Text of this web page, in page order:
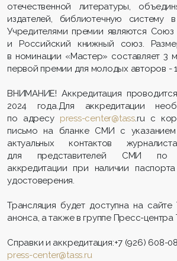
отечественной литературы,
издателей, библиотечную систему
Учредителями премии являются Союз
и Российский книжный союз.
в номинации «Мастер» составляет 3
первой премии для молодых авторов -
ВНИМАНИЕ! Аккредитация
2024 года.Для аккредитации
по адресу press-center@tass.ru с
письмо на бланке СМИ с
актуальных контактов
для представителей СМИ по
аккредитации при наличии
удостоверения.
Трансляция будет доступна на
анонса, а также в группе Пресс-
Справки и аккредитация:+7 (926) 608-
press-center@tass.ru